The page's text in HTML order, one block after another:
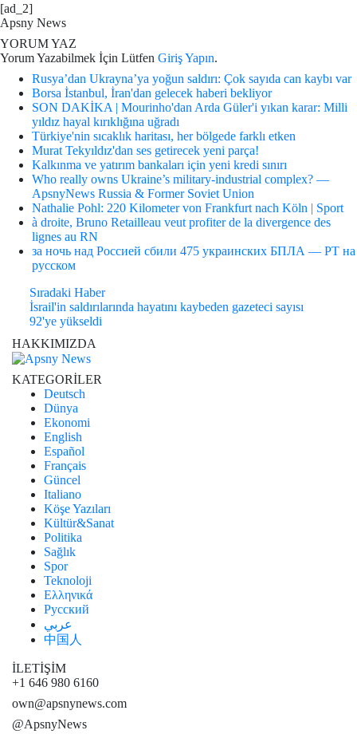
[ad_2]
Apsny News
YORUM YAZ
Yorum Yazabilmek İçin Lütfen Giriş Yapın.
Rusya’dan Ukrayna’ya yoğun saldırı: Çok sayıda can kaybı var
Borsa İstanbul, İran'dan gelecek haberi bekliyor
SON DAKİKA | Mourinho'dan Arda Güler'i yıkan karar: Milli
yıldız hayal kırıklığına uğradı
Türkiye'nin sıcaklık haritası, her bölgede farklı etken
Murat Tekyıldız'dan ses getirecek yeni parça!
Kalkınma ve yatırım bankaları için yeni kredi sınırı
Who really owns Ukraine’s military-industrial complex? —
ApsnyNews Russia & Former Soviet Union
Nathalie Pohl: 220 Kilometer von Frankfurt nach Köln | Sport
à droite, Bruno Retailleau veut profiter de la divergence des
lignes au RN
за ночь над Россией сбили 475 украинских БПЛА — РТ на
русском
Sıradaki Haber
İsrail'in saldırılarında hayatını kaybeden gazeteci sayısı
92'ye yükseldi
HAKKIMIZDA
KATEGORİLER
Deutsch
Dünya
Ekonomi
English
Español
Français
Güncel
Italiano
Köşe Yazıları
Kültür&Sanat
Politika
Sağlık
Spor
Teknoloji
Ελληνικά
Русский
عربي
中国人
İLETİŞİM
+1 646 980 6160
own@apsnynews.com
@ApsnyNews